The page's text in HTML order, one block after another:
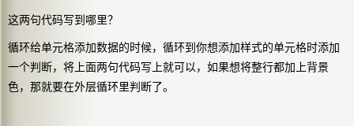
这两句代码写到哪里？
循环给单元格添加数据的时候，循环到你想添加样式的单元格时添加
一个判断，将上面两句代码写上就可以，如果想将整行都加上背景
色，那就要在外层循环里判断了。